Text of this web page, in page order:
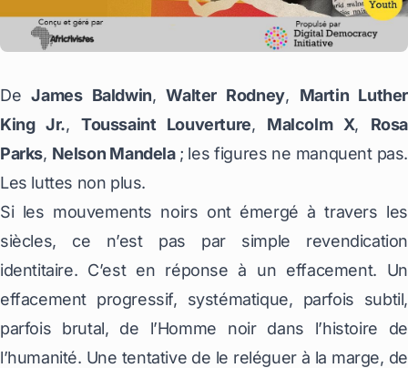
DeJames Baldwin,Walter Rodney, Martin Luther
King Jr., Toussaint Louverture, Malcolm X, Rosa
Parks, Nelson Mandela ; les figures ne manquent pas.
Les luttes non plus.
Si les mouvements noirs ont émergé à travers les
siècles, ce n’est pas par simple revendication
identitaire. C’est en réponse à un effacement. Un
effacement progressif, systématique, parfois subtil,
parfois brutal, de l’Homme noir dans l’histoire de
l’humanité. Une tentative de le reléguer à la marge, de